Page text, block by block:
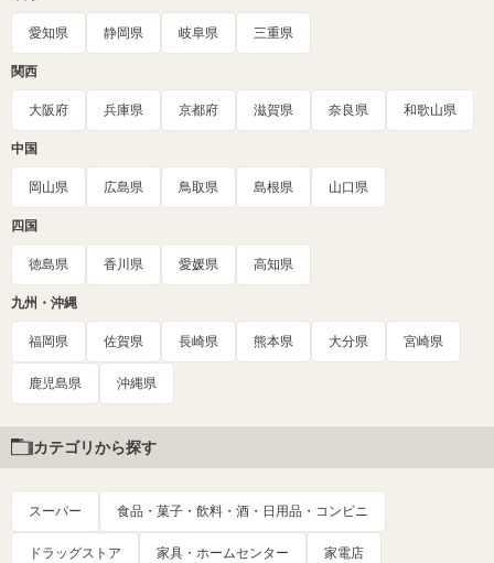
愛知県 静岡県 岐阜県 三重県
関西
大阪府 兵庫県 京都府 滋賀県 奈良県 和歌山県
中国
岡山県 広島県 鳥取県 島根県 山口県
四国
徳島県 香川県 愛媛県 高知県
九州・沖縄
福岡県 佐賀県 長崎県 熊本県 大分県 宮崎県
鹿児島県 沖縄県
カテゴリから探す
スーパー 食品・菓子・飲料・酒・日用品・コンビニ
ドラッグストア 家具・ホームセンター 家電店